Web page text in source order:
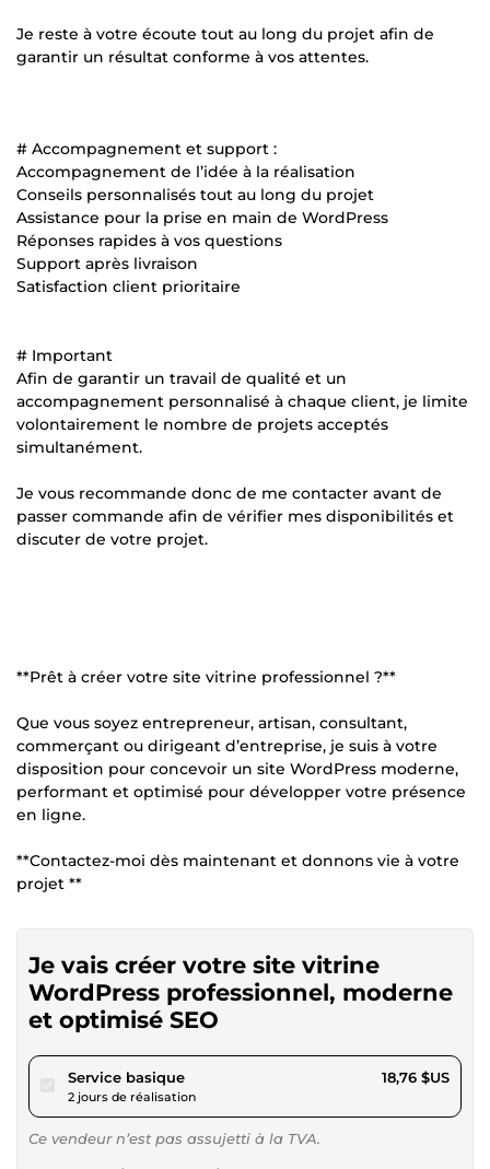
Je reste à votre écoute tout au long du projet afin de
garantir un résultat conforme à vos attentes.
# Accompagnement et support :
Accompagnement de l’idée à la réalisation
Conseils personnalisés tout au long du projet
Assistance pour la prise en main de WordPress
Réponses rapides à vos questions
Support après livraison
Satisfaction client prioritaire
# Important
Afin de garantir un travail de qualité et un
accompagnement personnalisé à chaque client, je limite
volontairement le nombre de projets acceptés
simultanément.
Je vous recommande donc de me contacter avant de
passer commande afin de vérifier mes disponibilités et
discuter de votre projet.
**Prêt à créer votre site vitrine professionnel ?**
Que vous soyez entrepreneur, artisan, consultant,
commerçant ou dirigeant d’entreprise, je suis à votre
disposition pour concevoir un site WordPress moderne,
performant et optimisé pour développer votre présence
en ligne.
**Contactez-moi dès maintenant et donnons vie à votre
projet **
Je vais créer votre site vitrine
WordPress professionnel, moderne
et optimisé SEO
Service basiquepour 17,28 $US
2 jours de réalisation
18,76 $US
Ce vendeur n’est pas assujetti à la TVA.